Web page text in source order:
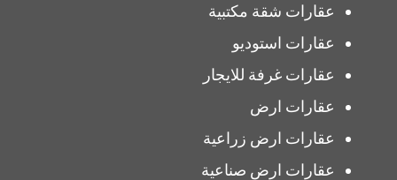
عقارات شقة مكتبية
عقارات استوديو
عقارات غرفة للايجار
عقارات ارض
عقارات ارض زراعية
عقارات ارض صناعية